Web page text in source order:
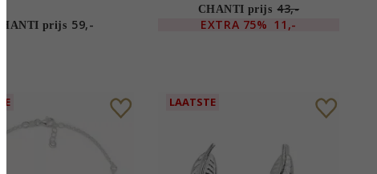
prijs 59,-
CHANTI prijs 43,-
EXTRA 75% 11,-
LAATSTE